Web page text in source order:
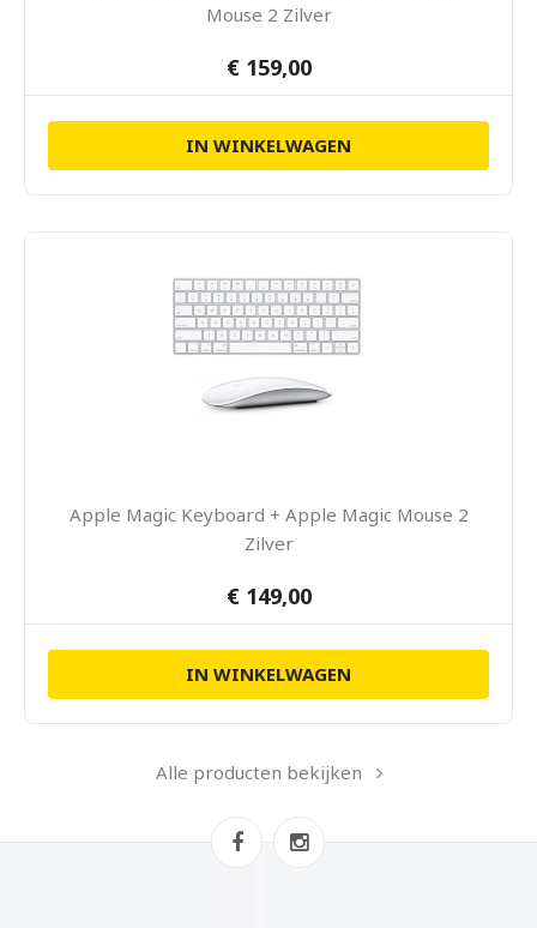
Mouse 2 Zilver
€ 159,00
IN WINKELWAGEN
Apple Magic Keyboard + Apple Magic Mouse 2
Zilver
€ 149,00
IN WINKELWAGEN
Alle producten bekijken